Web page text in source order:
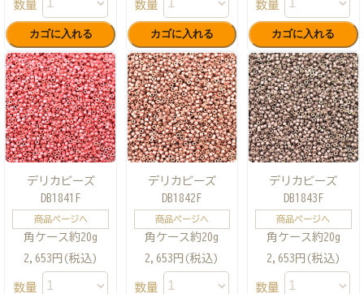
数量 数量 数量
デリカビーズ
DB1841F
商品ページへ
角ケース約20g
2,653円(税込)
数量
デリカビーズ
DB1842F
商品ページへ
角ケース約20g
2,653円(税込)
数量
デリカビーズ
DB1843F
商品ページへ
角ケース約20g
2,653円(税込)
数量